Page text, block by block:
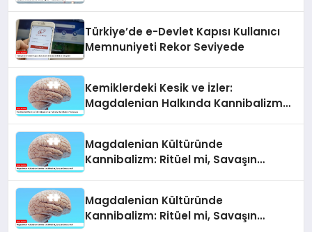
Türkiye’de e-Devlet Kapısı Kullanıcı
Memnuniyeti Rekor Seviyede
Kemiklerdeki Kesik ve İzler:
Magdalenian Halkında Kannibalizm
Magdalenian Kültüründe
Kannibalizm: Ritüel mi, Savaşın
Magdalenian Kültüründe
Kannibalizm: Ritüel mi, Savaşın